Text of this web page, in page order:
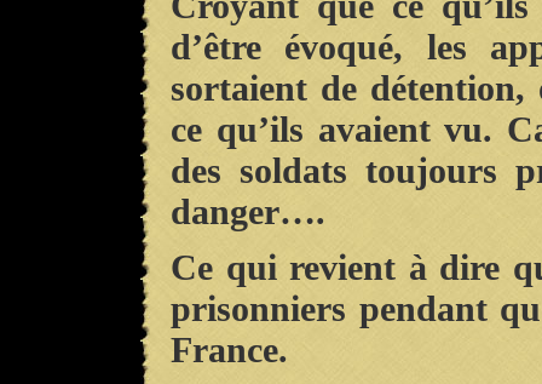
d’être évoqué, les
sortaient de
ce qu’ils avaient vu.
des soldats toujours
danger….
Ce qui revient à dire
prisonniers pendant
France.